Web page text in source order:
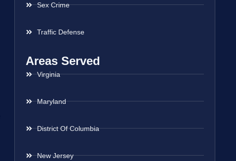
Sex Crime
Traffic Defense
Areas Served
Virginia
Maryland
District Of Columbia
New Jersey